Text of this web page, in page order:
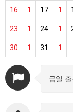
1
16 1
17
1
23 1
24
1
30 1
31
금일